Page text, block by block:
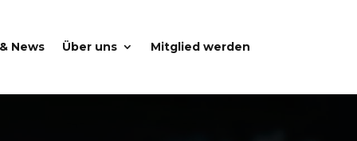
News Über uns Mitglied werden